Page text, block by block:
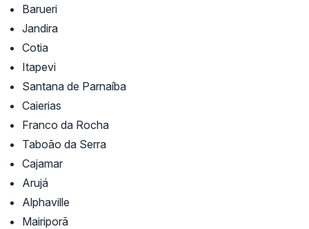
Barueri
Jandira
Cotia
Itapevi
Santana de Parnaíba
Caierias
Franco da Rocha
Taboão da Serra
Cajamar
Arujá
Alphaville
Mairiporã